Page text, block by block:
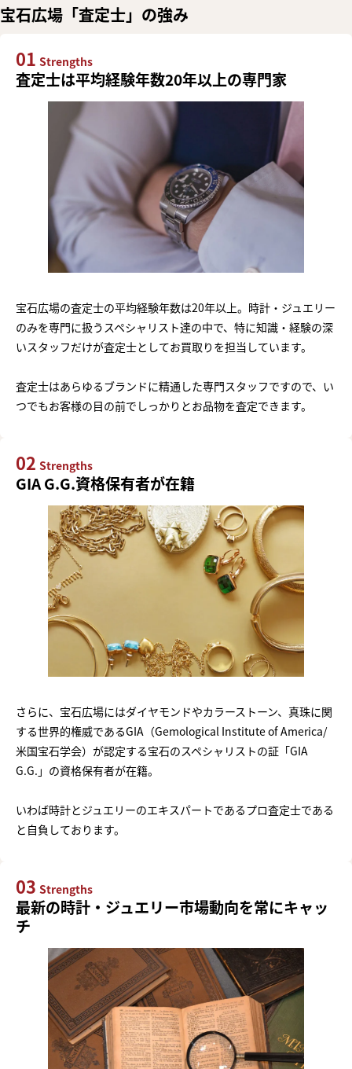
宝石広場「査定士」の強み
01 Strengths
査定士は平均経験年数20年以上の専門家
宝石広場の査定士の平均経験年数は20年以上。時計・ジュエリー
のみを専門に扱うスペシャリスト達の中で、特に知識・経験の深
いスタッフだけが査定士としてお買取りを担当しています。
査定士はあらゆるブランドに精通した専門スタッフですので、い
つでもお客様の目の前でしっかりとお品物を査定できます。
02 Strengths
GIA G.G.資格保有者が在籍
さらに、宝石広場にはダイヤモンドやカラーストーン、真珠に関
する世界的権威であるGIA（Gemological Institute of America/
米国宝石学会）が認定する宝石のスペシャリストの証「GIA
G.G.」の資格保有者が在籍。
いわば時計とジュエリーのエキスパートであるプロ査定士である
と自負しております。
03 Strengths
最新の時計・ジュエリー市場動向を常にキャッ
チ